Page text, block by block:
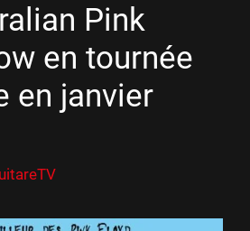
Pink
en tournée
en janvier